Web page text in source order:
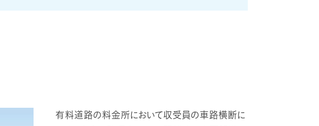
有料道路の料金所において収受員の車路横断に